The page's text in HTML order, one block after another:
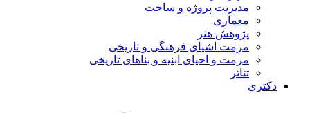
مدیریت پروژه و ساخت
معماری
پژوهش هنر
مرمت اشیای فرهنگی و تاریخی
مرمت و احیای ابنیه و بناهای تاریخی
تئاتر
دکتری